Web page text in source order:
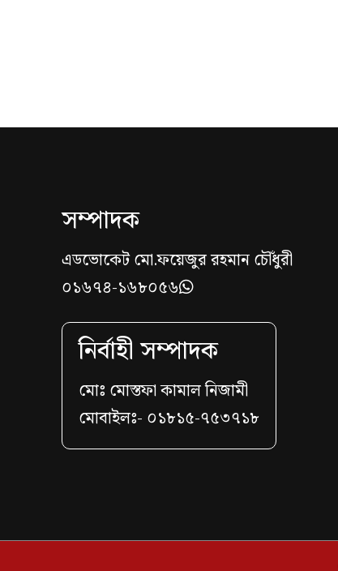
সম্পাদক
এডভোকেট মো.ফয়েজুর রহমান চৌঁধুরী
০১৬৭৪-১৬৮০৫৬
নির্বাহী সম্পাদক
মোঃ মোস্তফা কামাল নিজামী
মোবাইলঃ- ০১৮১৫-৭৫৩৭১৮